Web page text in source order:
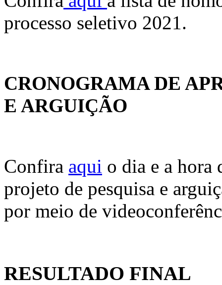
processo seletivo 2021.
CRONOGRAMA DE
E ARGUIÇÃO
Confira aqui o dia e a hora
projeto de pesquisa e
por meio de
RESULTADO FINAL